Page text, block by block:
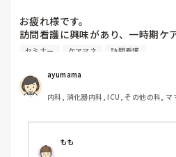
お疲れ様です。
訪問看護に興味があり、一時期ケ
流でしていました。受験するには
自分の知識向上のために勉強して
格取得を目指すべきか、目指すな
があるのか等、アドバイスを頂け
セミナー ケアマネ 訪問看護
ayumama
内科, 消化器内科, ICU, その他の科, マ
もも